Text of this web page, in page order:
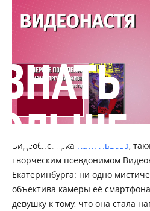
Видеоблогерка Катя Львова,
творческим псевдонимом
Екатеринбурга: ни одно
объектива камеры её
девушку к тому, что она стала